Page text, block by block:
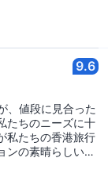
9.6
、値段に見合った
たちのニーズに十
私たちの香港旅行
ンの素晴らしい女
が必要だったの